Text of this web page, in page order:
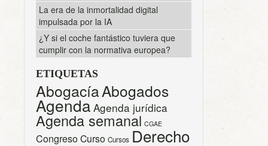
La era de la inmortalidad digital
impulsada por la IA
¿Y si el coche fantástico tuviera que
cumplir con la normativa europea?
ETIQUETAS
AbogacíaAbogados
Agenda Agenda jurídica
Agenda semanal CGAE
CongresoCurso Cursos Derecho